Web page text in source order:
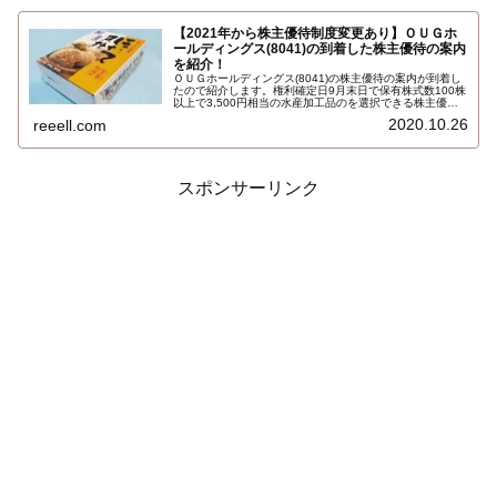
【2021年から株主優待制度変更あり】ＯＵＧホ
ールディングス(8041)の到着した株主優待の案内
を紹介！
ＯＵＧホールディングス(8041)の株主優待の案内が到着し
たので紹介します。権利確定日9月末日で保有株式数100株
以上で3,500円相当の水産加工品のを選択できる株主優待
天然海老、辛子明太子、干物、味付数の子、いくら、養殖
reeell.com 2020.10.26
スポンサーリンク